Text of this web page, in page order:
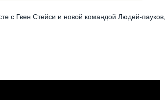
с Гвен Стейси и новой командой Людей-пауков,